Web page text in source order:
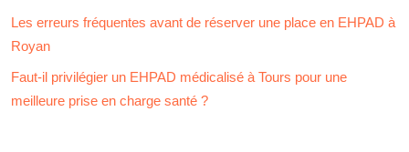
Les erreurs fréquentes avant de réserver une place en EHPAD à
Royan
Faut-il privilégier un EHPAD médicalisé à Tours pour une
meilleure prise en charge santé ?